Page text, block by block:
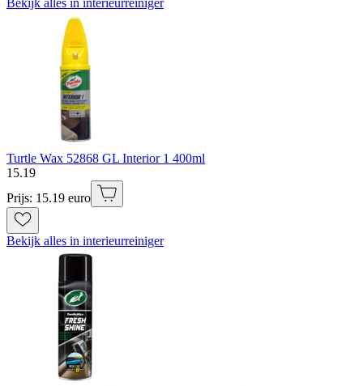
Bekijk alles in interieurreiniger
Turtle Wax 52868 GL Interior 1 400ml
15.19
Prijs: 15.19 euro
Bekijk alles in interieurreiniger